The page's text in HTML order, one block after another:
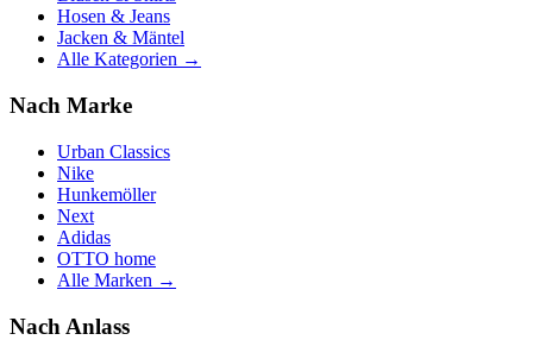
Hosen & Jeans
Jacken & Mäntel
Alle Kategorien →
Nach Marke
Urban Classics
Nike
Hunkemöller
Next
Adidas
OTTO home
Alle Marken →
Nach Anlass